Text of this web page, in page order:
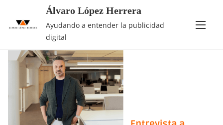
Álvaro López Herrera
Ayudando a entender la publicidad
digital
Etiqueta:social media